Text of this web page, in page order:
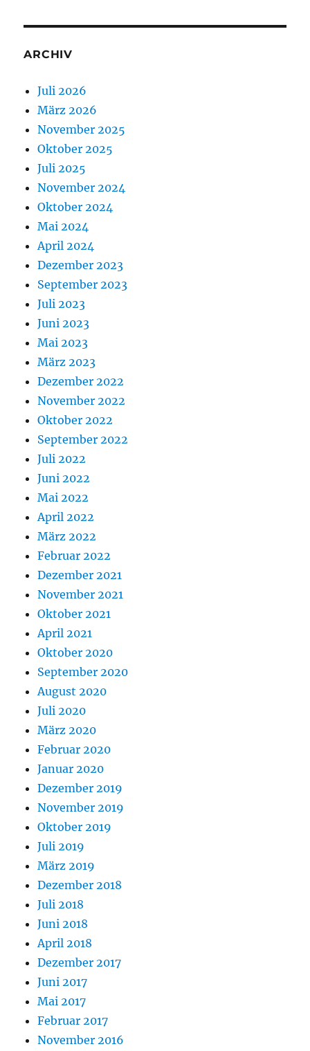
ARCHIV
Juli 2026
März 2026
November 2025
Oktober 2025
Juli 2025
November 2024
Oktober 2024
Mai 2024
April 2024
Dezember 2023
September 2023
Juli 2023
Juni 2023
Mai 2023
März 2023
Dezember 2022
November 2022
Oktober 2022
September 2022
Juli 2022
Juni 2022
Mai 2022
April 2022
März 2022
Februar 2022
Dezember 2021
November 2021
Oktober 2021
April 2021
Oktober 2020
September 2020
August 2020
Juli 2020
März 2020
Februar 2020
Januar 2020
Dezember 2019
November 2019
Oktober 2019
Juli 2019
März 2019
Dezember 2018
Juli 2018
Juni 2018
April 2018
Dezember 2017
Juni 2017
Mai 2017
Februar 2017
November 2016